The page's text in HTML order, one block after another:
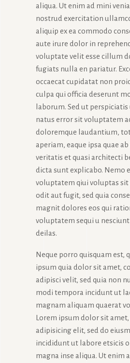
aliqua. Ut enim ad mini
nostrud exercitation
aliquip ex ea commodo
aute irure dolor in
voluptate velit esse cillum
fugiats nulla en pariatur.
occaecat cupidatat non
culpa qui officia deserunt
laborum. Sed ut
natus error sit voluptatem
doloremque laudantium,
aperiam, eaque ipsa quae
veritatis et quasi architecti
dicta sunt explicabo. Nemo
voluptatem qiui voluptas
odit aut fugit, sed quia
magnit dolores eos qui
voluptatem sequi u nesciunt
deilas.
Neque porro quisquam est,
ipsum quia dolor sit amet,
adipisci velit, sed quia non
modi tempora incidunt ut
magnam aliquam quaerat
Lorem ipsum dolor sit
adipisicing elit, sed do
incididunt ut labore etsicis
magna inse aliqua. Ut enim